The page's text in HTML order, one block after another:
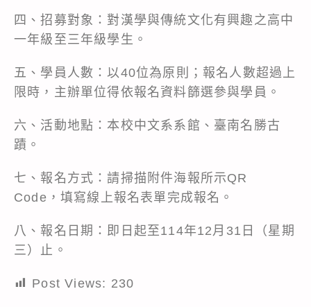
四、招募對象：對漢學與傳統文化有興趣之高中
一年級至三年級學生。
五、學員人數：以40位為原則；報名人數超過上
限時，主辦單位得依報名資料篩選參與學員。
六、活動地點：本校中文系系館、臺南名勝古
蹟。
七、報名方式：請掃描附件海報所示QR
Code，填寫線上報名表單完成報名。
八、報名日期：即日起至114年12月31日（星期
三）止。
Post Views: 230